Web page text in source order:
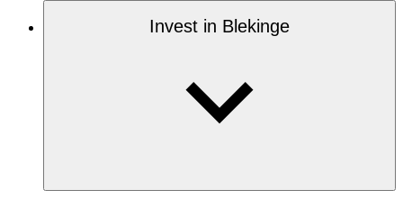
Invest in Blekinge